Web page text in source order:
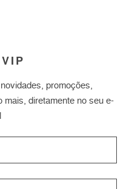
promoções,
diretamente no seu e-